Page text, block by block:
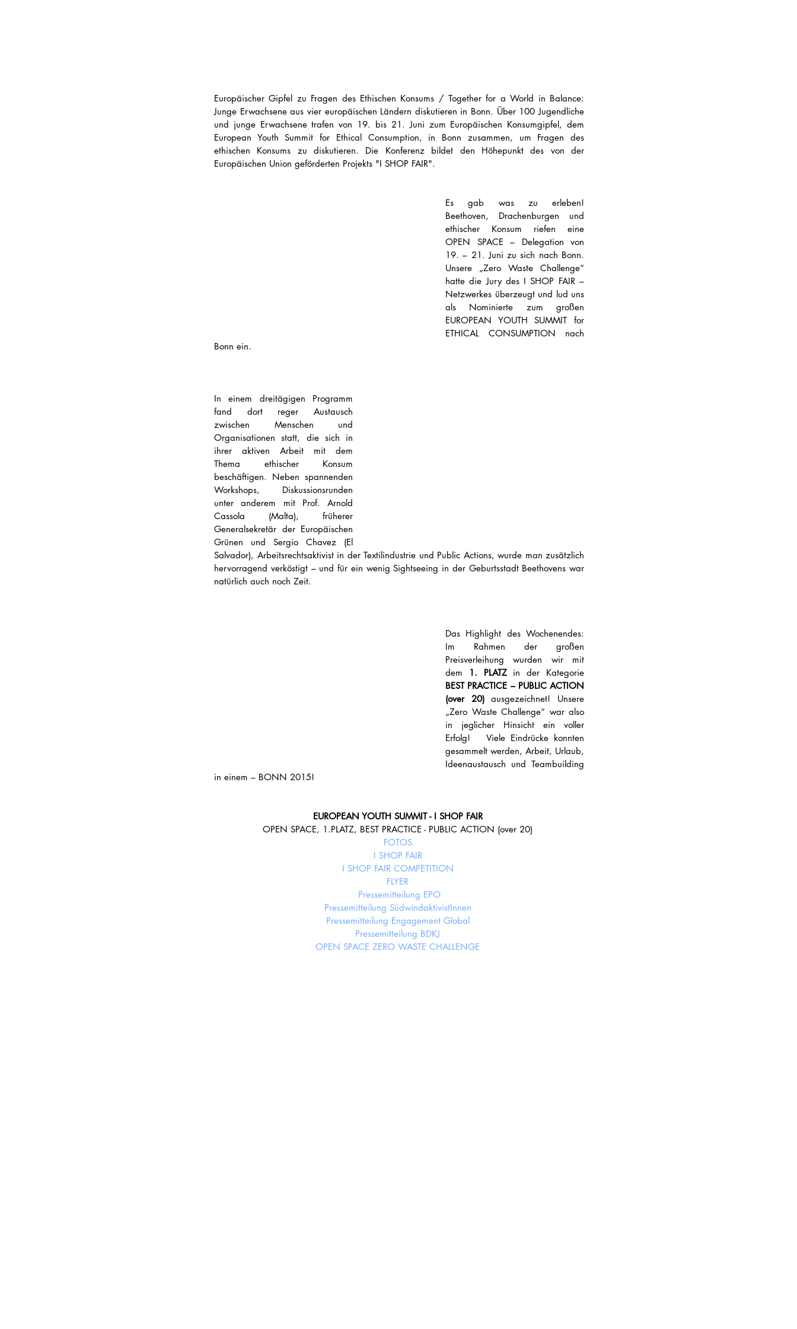
Europäischer Gipfel zu Fragen des Ethischen Konsums / Together for a World in Balance:
Junge Erwachsene aus vier europäischen Ländern diskutieren in Bonn. Über 100 Jugendliche
und junge Erwachsene trafen von 19. bis 21. Juni zum Europäischen Konsumgipfel, dem
European Youth Summit for Ethical Consumption, in Bonn zusammen, um Fragen des
ethischen Konsums zu diskutieren. Die Konferenz bildet den Höhepunkt des von der
Europäischen Union geförderten Projekts "I SHOP FAIR".
Es gab was zu erleben!
Beethoven, Drachenburgen und
ethischer Konsum riefen eine
OPEN SPACE – Delegation von
19. – 21. Juni zu sich nach Bonn.
Unsere „Zero Waste Challenge“
hatte die Jury des I SHOP FAIR –
Netzwerkes überzeugt und lud uns
als Nominierte zum großen
EUROPEAN YOUTH SUMMIT for
ETHICAL CONSUMPTION nach
Bonn ein.
In einem dreitägigen Programm
fand dort reger Austausch
zwischen Menschen und
Organisationen statt, die sich in
ihrer aktiven Arbeit mit dem
Thema ethischer Konsum
beschäftigen. Neben spannenden
Workshops, Diskussionsrunden
unter anderem mit Prof. Arnold
Cassola (Malta), früherer
Generalsekretär der Europäischen
Grünen und Sergio Chavez (El
Salvador), Arbeitsrechtsaktivist in der Textilindustrie und Public Actions, wurde man zusätzlich
hervorragend verköstigt – und für ein wenig Sightseeing in der Geburtsstadt Beethovens war
natürlich auch noch Zeit.
Das Highlight des Wochenendes:
Im Rahmen der großen
Preisverleihung wurden wir mit
dem
1. PLATZ
BEST PRACTICE – PUBLIC ACTION
(over 20) ausgezeichnet! Unsere
„Zero Waste Challenge“ war also
in jeglicher Hinsicht ein voller
Erfolg!   Viele Eindrücke konnten
gesammelt werden, Arbeit, Urlaub,
Ideenaustausch und Teambuilding
in einem – BONN 2015!
EUROPEAN YOUTH SUMMIT - I SHOP FAIR
OPEN SPACE, 1.PLATZ, BEST PRACTICE - PUBLIC ACTION (over 20)
FOTOS
I SHOP FAIR
I SHOP FAIR COMPETITION
FLYER
Pressemitteilung EPO
Pressemitteilung SüdwindaktivistInnen
Pressemitteilung Engagement Global
Pressemitteilung BDKJ
OPEN SPACE ZERO WASTE CHALLENGE